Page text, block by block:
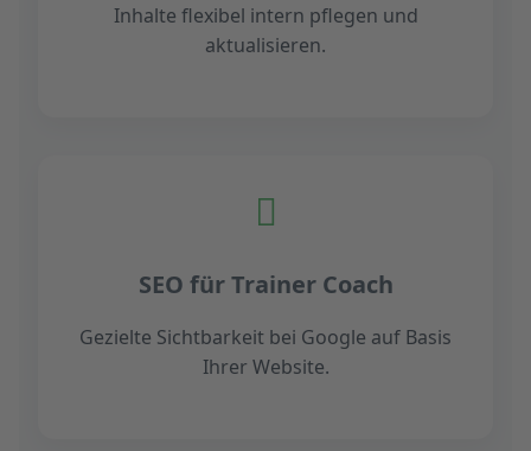
Inhalte flexibel intern pflegen und
aktualisieren.
SEO für Trainer Coach
Gezielte Sichtbarkeit bei Google auf Basis
Ihrer Website.